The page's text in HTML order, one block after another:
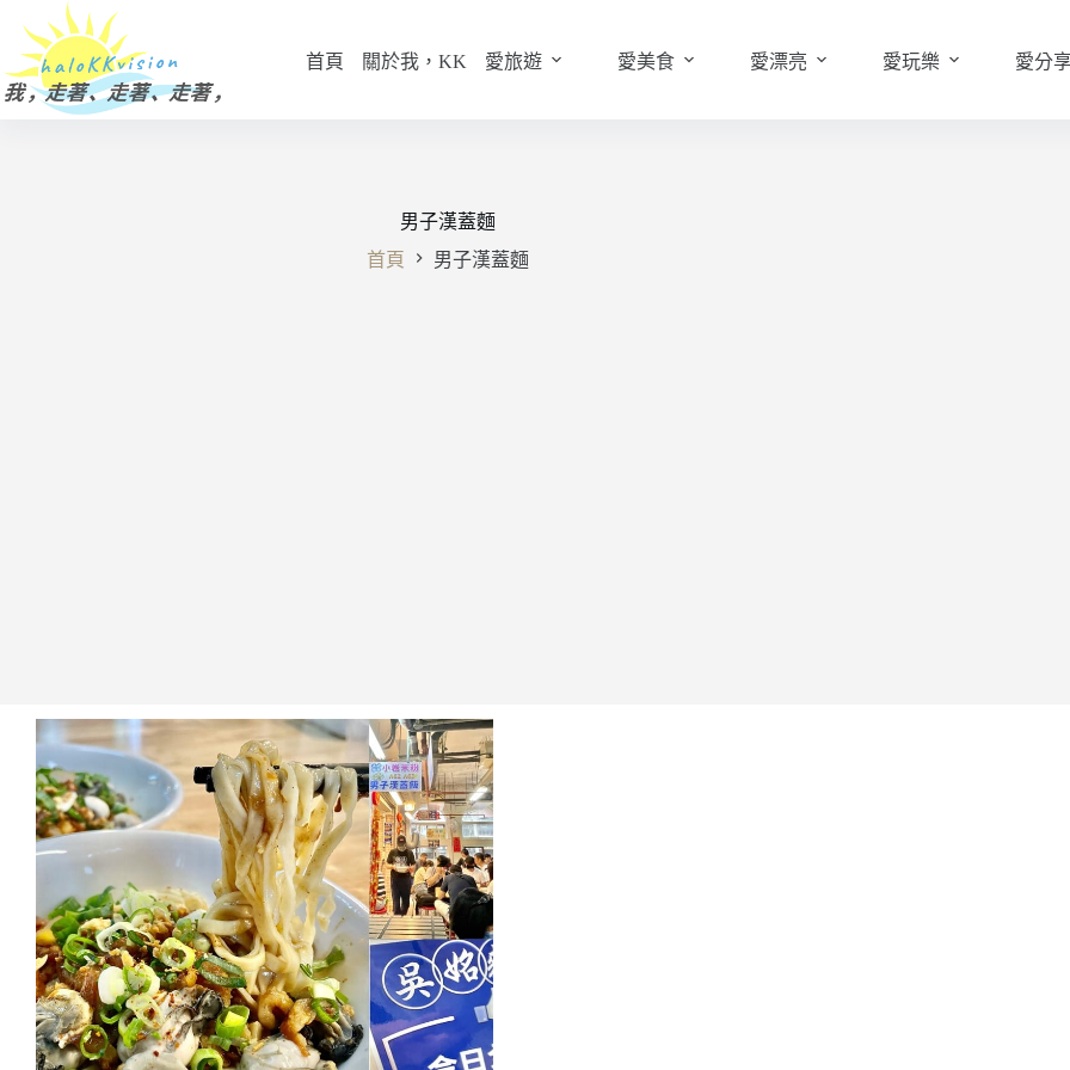
主
要
首頁 關於我，KK 愛旅遊 愛美食 愛漂亮 愛玩樂 愛分
男子漢蓋麵
首頁
男子漢蓋麵